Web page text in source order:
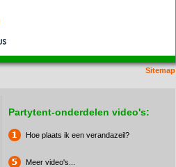
Sitemap
Partytent-onderdelen video's:
Hoe plaats ik een verandazeil?
Meer video's...